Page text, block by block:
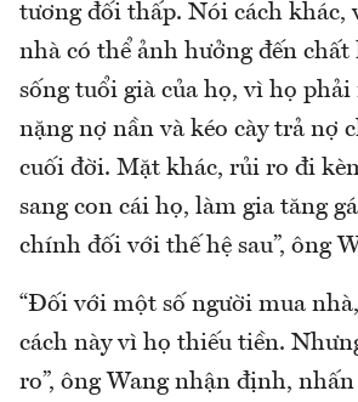
tương đối thấp. Nói cách khác,
nhà có thể ảnh hưởng đến chất
sống tuổi già của họ, vì họ phải
nặng nợ nần và kéo cày trả nợ
cuối đời. Mặt khác, rủi ro đi
sang con cái họ, làm gia tăng
chính đối với thế hệ sau”, ông
“Đối với một số người mua
cách này vì họ thiếu tiền.
ro”, ông Wang nhận định,